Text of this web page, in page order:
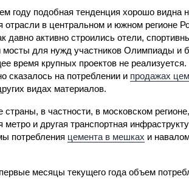
году подобная тенденция хорошо видна
отрасли в центральном и южном регионе
давно активно строились отели,
мосты для нужд участников Олимпиады и
время крупных проектов не
сказалось на потреблении и продажах
видах материалов.
страны, в частности, в московском
метро и другая транспортная
потребления цемента в мешках и
месяцы текущего года объем